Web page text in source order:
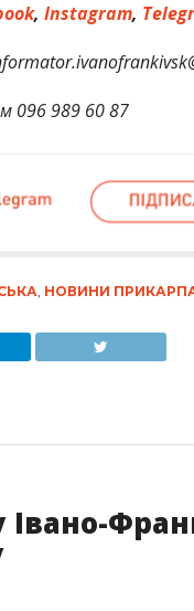
, Instagram,
096 989 60 87
, НОВИНИ